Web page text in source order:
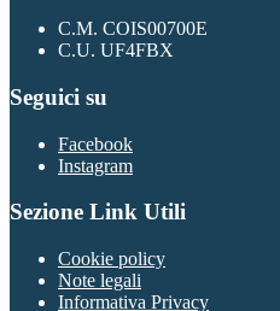
C.M. COIS00700E
C.U. UF4FBX
Seguici su
Facebook
Instagram
Sezione Link Utili
Cookie policy
Note legali
Informativa Privacy